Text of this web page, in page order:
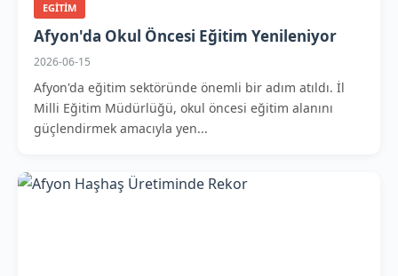
EGITIM
Afyon'da Okul Öncesi Eğitim Yenileniyor
2026-06-15
Afyon'da eğitim sektöründe önemli bir adım atıldı. İl
Milli Eğitim Müdürlüğü, okul öncesi eğitim alanını
güçlendirmek amacıyla yen...